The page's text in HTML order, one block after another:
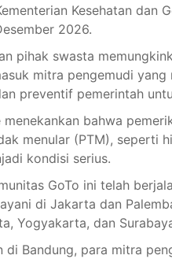
Kesehatan dan
2026.
pihak swasta
mitra pengemudi
preventif pemerintah
menekankan bahwa
menular (PTM), seperti
kondisi serius.
GoTo ini telah
di Jakarta dan
Yogyakarta, dan
di Bandung, para mitra